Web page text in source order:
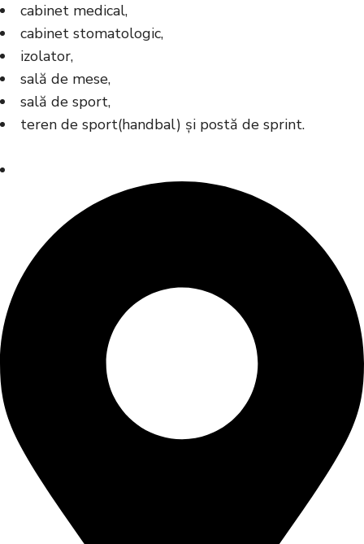
cabinet medical,
cabinet stomatologic,
izolator,
sală de mese,
sală de sport,
teren de sport(handbal) și postă de sprint.